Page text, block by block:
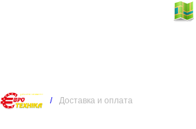
/ Доставка и оплата